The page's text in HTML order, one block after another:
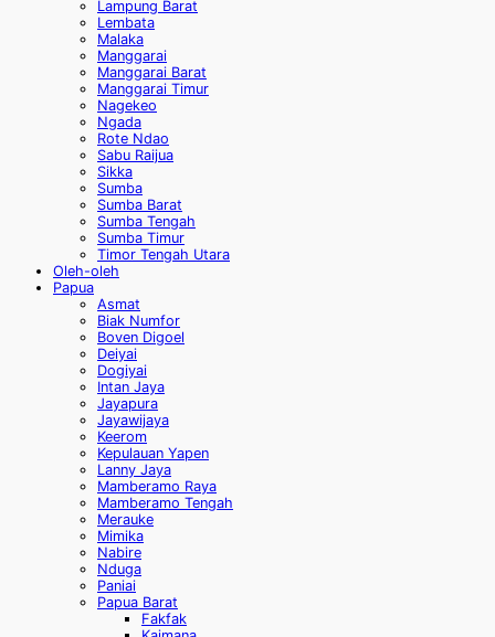
Lampung Barat
Lembata
Malaka
Manggarai
Manggarai Barat
Manggarai Timur
Nagekeo
Ngada
Rote Ndao
Sabu Raijua
Sikka
Sumba
Sumba Barat
Sumba Tengah
Sumba Timur
Timor Tengah Utara
Oleh-oleh
Papua
Asmat
Biak Numfor
Boven Digoel
Deiyai
Dogiyai
Intan Jaya
Jayapura
Jayawijaya
Keerom
Kepulauan Yapen
Lanny Jaya
Mamberamo Raya
Mamberamo Tengah
Merauke
Mimika
Nabire
Nduga
Paniai
Papua Barat
Fakfak